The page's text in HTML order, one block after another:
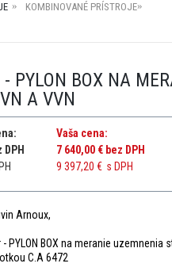
KOMBINOVANÉ PRÍSTROJE
PYLON BOX NA
A VVN
Vaša cena:
7 640,00 € bez DPH
9 397,20 € s DPH
Arnoux,
PYLON BOX na meranie uzemnenia
C.A 6472